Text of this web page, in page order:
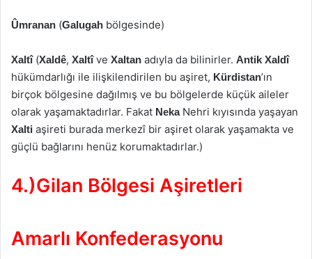
Ûmranan (Galugah bölgesinde)
Xaltî (Xaldê, Xaltîve Xaltan adıyla da bilinirler. Antik Xaldî
hükümdarlığı ile ilişkilendirilen bu aşiret, Kürdistan’ın
birçok bölgesine dağılmış ve bu bölgelerde küçük aileler
olarak yaşamaktadırlar. Fakat NekaNehri kıyısında yaşayan
Xalti aşireti burada merkezî bir aşiret olarak yaşamakta ve
güçlü bağlarını henüz korumaktadırlar.)
4.)Gilan Bölgesi Aşiretleri
Amarlı Konfederasyonu